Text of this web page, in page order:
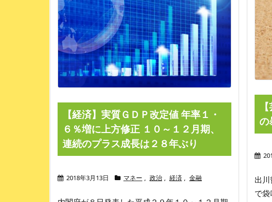
【経済】実質ＧＤＰ改定値 年率１・
６％増に上方修正 １０～１２月期、
連続のプラス成長は２８年ぶり
2018年3月13日 マネー , 政治 , 経済 , 金融
の
出
で袋